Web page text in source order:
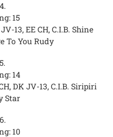
4.
15
13, EE CH, C.I.B. Shine
To You Rudy
5.
14
DK JV-13, C.I.B. Siripiri
Star
6.
10